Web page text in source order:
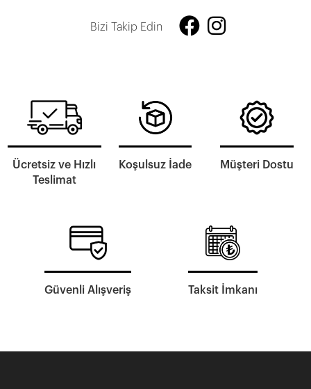
Bizi Takip Edin
Ücretsiz ve Hızlı
Teslimat
Koşulsuz İade Müşteri Dostu
Güvenli Alışveriş Taksit İmkanı